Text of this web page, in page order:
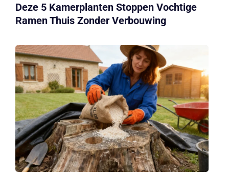
Deze 5 Kamerplanten Stoppen Vochtige
Ramen Thuis Zonder Verbouwing